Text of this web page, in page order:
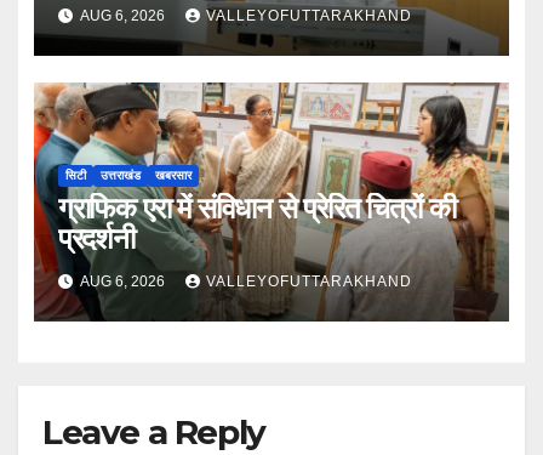
AUG 6, 2026 VALLEYOFUTTARAKHAND
सिटी उत्तराखंड खबरसार
ग्राफिक एरा में संविधान से प्रेरित चित्रों की
प्रदर्शनी
AUG 6, 2026 VALLEYOFUTTARAKHAND
Leave a Reply